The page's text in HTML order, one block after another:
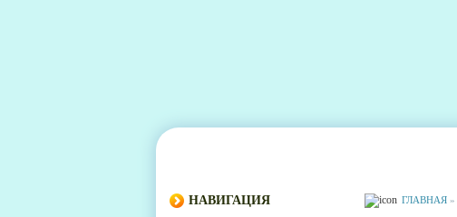
НАВИГАЦИЯ ГЛАВНАЯ »